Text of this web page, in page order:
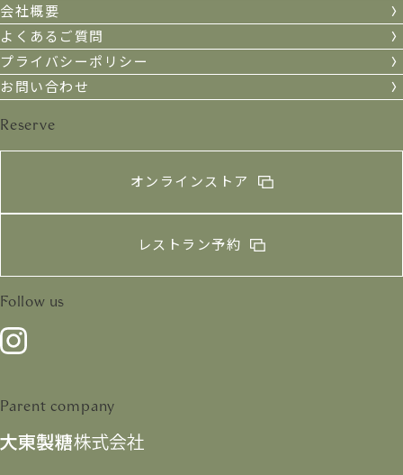
会社概要
よくあるご質問
プライバシーポリシー
お問い合わせ
Reserve
オンラインストア
レストラン予約
Follow us
Parent company